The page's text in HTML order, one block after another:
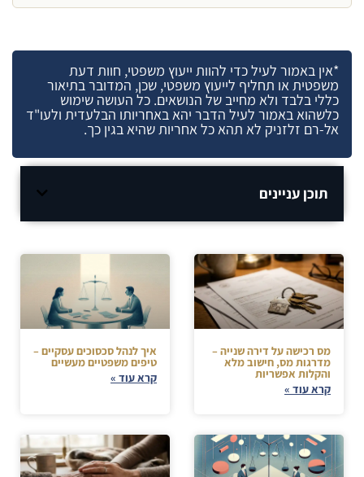
*אין באמור לעיל כדי להוות ייעוץ משפטי, חוות דעת
משפטית או תחליף לייעוץ משפטי, שכן, המדובר בתיאור
כללי בלבד ולא מחייב של הנושאים. כל העושה שימוש
כלשהוא באמור לעיל הדבר יהא באחריותו הבלעדית ולעו"ד
אל-רם זלזניק לא תהא כל אחריות שהיא בגין כך.
תוכן עניינים
מס רכישה על דירה שנייה –
מדרגות מס, חישוב מלא
והקלות אפשריות
קרא עוד »
איך לנהל סכסוכים עסקיים –
טיפים משפטיים מעשיים
קרא עוד »